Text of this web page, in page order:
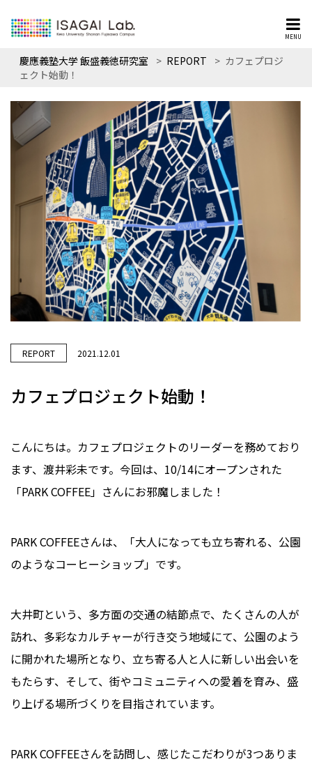
MENU
慶應義塾大学 飯盛義徳研究室 > REPORT > カフェプロジ
ェクト始動！
REPORT 2021.12.01
カフェプロジェクト始動！
こんにちは。カフェプロジェクトのリーダーを務めており
ます、渡井彩未です。今回は、10/14にオープンされた
「PARK COFFEE」さんにお邪魔しました！
PARK COFFEEさんは、「大人になっても立ち寄れる、公園
のようなコーヒーショップ」です。
大井町という、多方面の交通の結節点で、たくさんの人が
訪れ、多彩なカルチャーが行き交う地域にて、公園のよう
に開かれた場所となり、立ち寄る人と人に新しい出会いを
もたらす、そして、街やコミュニティへの愛着を育み、盛
り上げる場所づくりを目指されています。
PARK COFFEEさんを訪問し、感じたこだわりが3つありま